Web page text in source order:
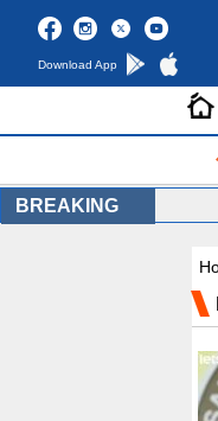
Download App
BREAKING